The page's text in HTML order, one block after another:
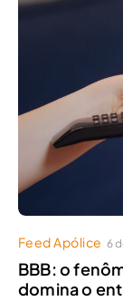
Feed Apólice 6
BBB: o
domina o